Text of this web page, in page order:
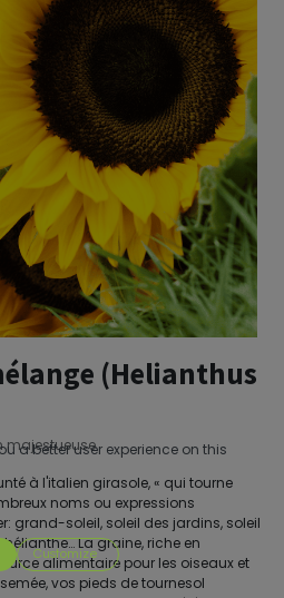
(Helianthus
majestueuse
à l'italien girasole, « qui tourne
noms ou expressions
grand-soleil, soleil des jardins, soleil
La graine, riche en
alimentaire pour les oiseaux et
vos pieds de tournesol
a better user experience on this
Customize